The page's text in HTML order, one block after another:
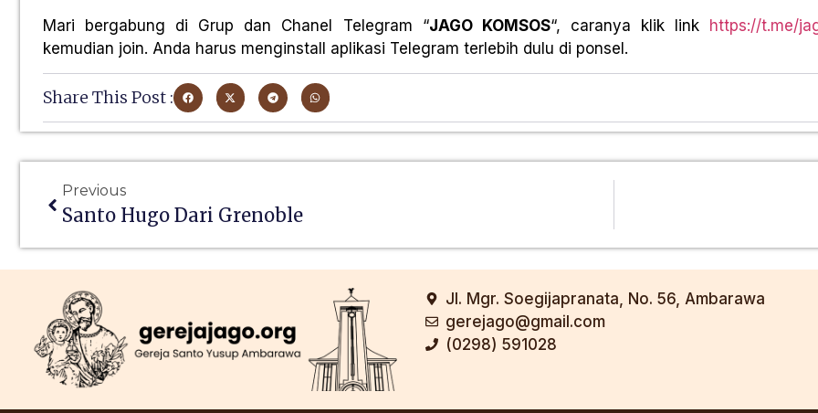
Mari bergabung di Grup dan Chanel Telegram “JAGO KOMSOS“, caranya klik link https://t.me/
kemudian join. Anda harus menginstall aplikasi Telegram terlebih dulu di ponsel.
Share This Post :
Previous
Santo Hugo Dari Grenoble
Jl. Mgr. Soegijapranata, No. 56, Ambarawa
gerejago@gmail.com
(0298) 591028